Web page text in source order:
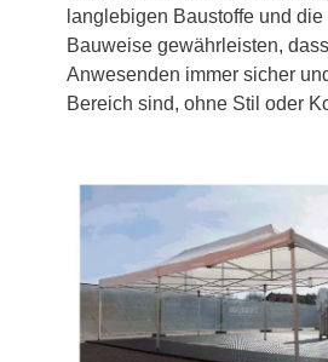
langlebigen Baustoffe und
Bauweise gewährleisten,
Anwesenden immer sicher
Bereich sind, ohne Stil oder